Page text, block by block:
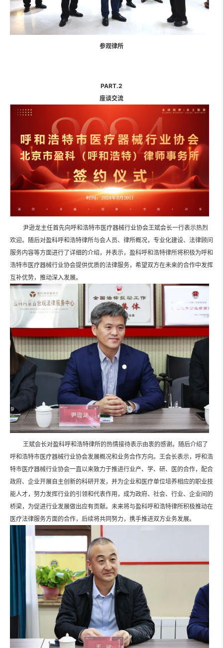
参观律所
PART.2
座谈交流
尹逊龙主任首先向呼和浩特市医疗器械行业协会王斌会长一行表示热烈
欢迎。随后对盈科呼和浩特律所与会人员、律所概况，专业化建设、法律顾问
服务内容等方面进行了详细的介绍，并表示，盈科呼和浩特律所将积极为呼和
浩特市医疗器械行业协会提供优质的法律服务，希望双方在未来的合作中发挥
互补优势，推动深入发展。
王斌会长对盈科呼和浩特律所的热情接待表示由衷的感谢。随后介绍了
呼和浩特市医疗器械行业协会发展概况和业务合作方向。王会长表示，呼和浩
特市医疗器械行业协会一直以来致力于推进行业产、学、研、医的合作，配合
政府、企业开展自主创新的科研开发，并为企业和医疗单位培养相应的职业技
能人才，努力发挥行业的引领和代表作用，成为政府、社会、行业、企业间的
桥梁，为促进行业发展做出应有贡献。 未来将与盈科呼和浩特律所积极推动在
医疗法律服务方面的合作，后续将共同努力，携手推进双方业务发展。